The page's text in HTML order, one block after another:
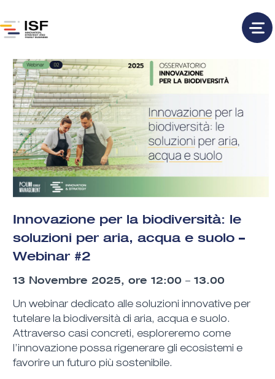
Innovazione per la biodiversità: le
soluzioni per aria, acqua e suolo –
Webinar #2
13 Novembre 2025, ore 12:00 – 13.00
Un webinar dedicato alle soluzioni innovative per
tutelare la biodiversità di aria, acqua e suolo.
Attraverso casi concreti, esploreremo come
l’innovazione possa rigenerare gli ecosistemi e
favorire un futuro più sostenibile.